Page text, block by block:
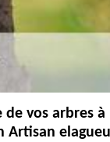
vos arbres à
Artisan